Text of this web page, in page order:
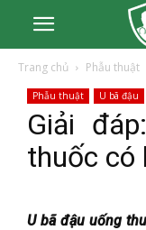
Trang chủ Phẫu thuật
Phẫu thuật U bã đậu
Giải
thuốc có
U bã đậu uống